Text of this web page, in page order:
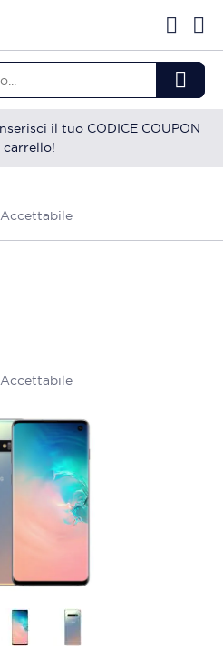
il tuo CODICE COUPON
carrello!
Accettabile
Accettabile